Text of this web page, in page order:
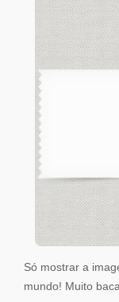
Só mostrar a
mundo! Muito